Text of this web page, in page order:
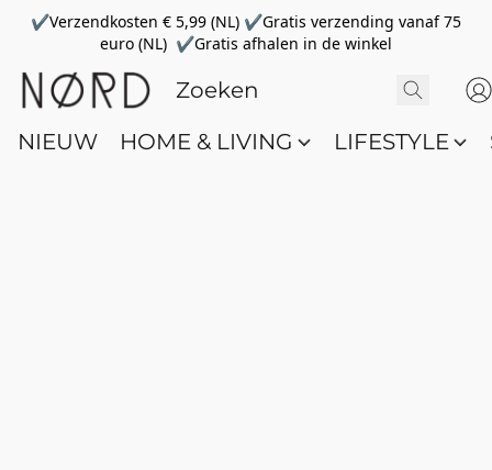
✔Verzendkosten € 5,99 (NL) ✔Gratis verzending vanaf 75
euro (NL) ✔Gratis afhalen in de winkel
NIEUW HOME & LIVING LIFESTYLE